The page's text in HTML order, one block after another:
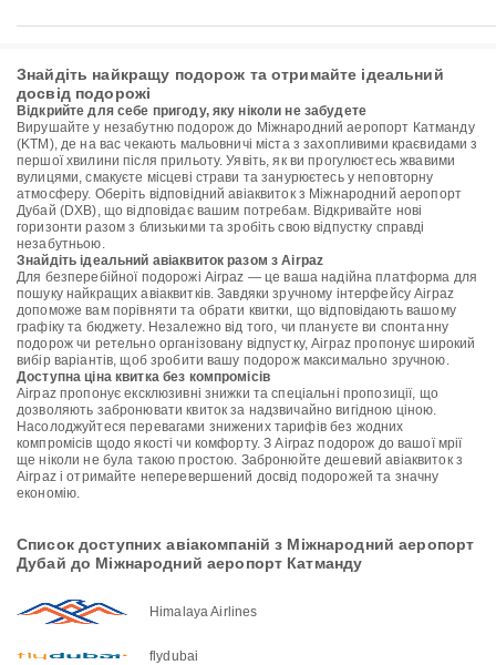
Знайдіть найкращу подорож та отримайте ідеальний
досвід подорожі
Відкрийте для себе пригоду, яку ніколи не забудете
Вирушайте у незабутню подорож до Міжнародний аеропорт Катманду
(KTM), де на вас чекають мальовничі міста з захопливими краєвидами з
першої хвилини після прильоту. Уявіть, як ви прогулюєтесь жвавими
вулицями, смакуєте місцеві страви та занурюєтесь у неповторну
атмосферу. Оберіть відповідний авіаквиток з Міжнародний аеропорт
Дубай (DXB), що відповідає вашим потребам. Відкривайте нові
горизонти разом з близькими та зробіть свою відпустку справді
незабутньою.
Знайдіть ідеальний авіаквиток разом з Airpaz
Для безперебійної подорожі Airpaz — це ваша надійна платформа для
пошуку найкращих авіаквитків. Завдяки зручному інтерфейсу Airpaz
допоможе вам порівняти та обрати квитки, що відповідають вашому
графіку та бюджету. Незалежно від того, чи плануєте ви спонтанну
подорож чи ретельно організовану відпустку, Airpaz пропонує широкий
вибір варіантів, щоб зробити вашу подорож максимально зручною.
Доступна ціна квитка без компромісів
Airpaz пропонує ексклюзивні знижки та спеціальні пропозиції, що
дозволяють забронювати квиток за надзвичайно вигідною ціною.
Насолоджуйтеся перевагами знижених тарифів без жодних
компромісів щодо якості чи комфорту. З Airpaz подорож до вашої мрії
ще ніколи не була такою простою. Забронюйте дешевий авіаквиток з
Airpaz і отримайте неперевершений досвід подорожей та значну
економію.
Список доступних авіакомпаній з Міжнародний аеропорт
Дубай до Міжнародний аеропорт Катманду
Himalaya Airlines
flydubai